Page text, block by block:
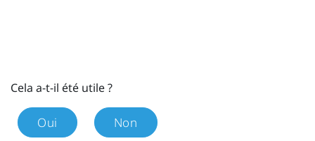
Cela a-t-il été utile ?
Oui Non